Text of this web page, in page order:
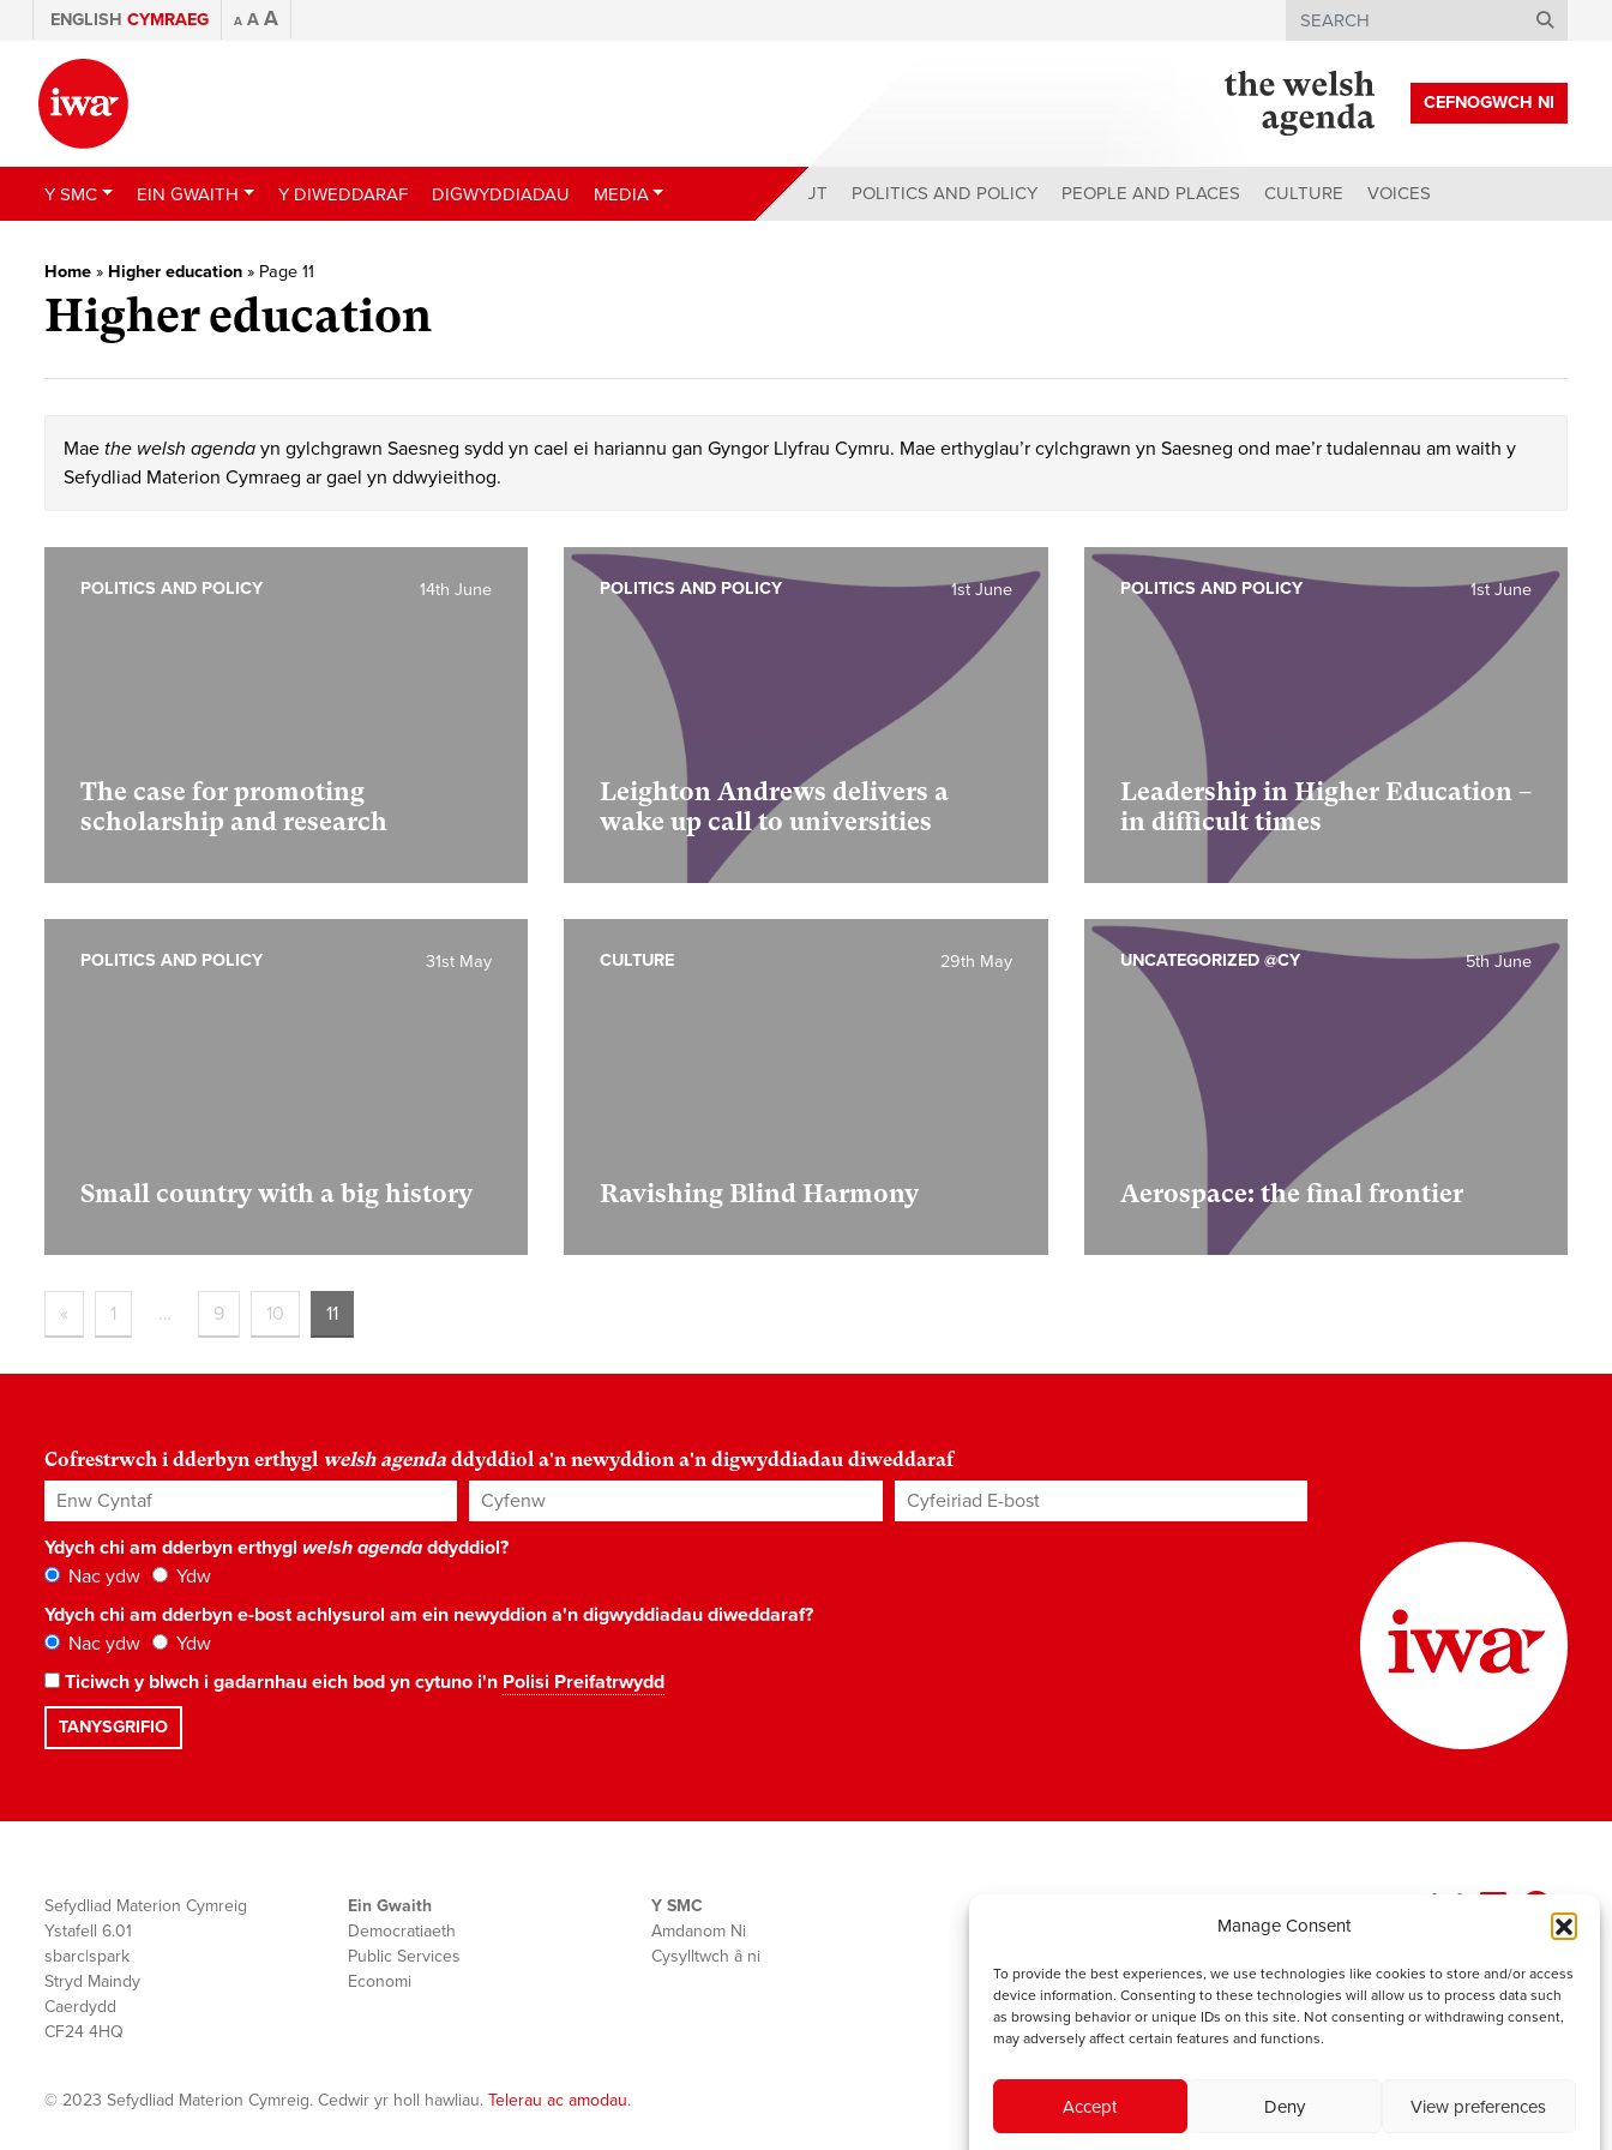
Manage Consent
To provide the best experiences, we use technologies like cookies to store and/or access
device information. Consenting to these technologies will allow us to process data such
as browsing behavior or unique IDs on this site. Not consenting or withdrawing consent,
may adversely affect certain features and functions.
Accept Deny View preferences
ENGLISH CYMRAEG A A A Search
CEFNOGWCH NI
Y SMC EIN GWAITH Y DIWEDDARAF DIGWYDDIADAU MEDIA ABOUT POLITICS AND POLICY PEOPLE AND PLACES CULTURE VOICES
Home » Higher education » Page 11
Higher education
Mae the welsh agenda yn gylchgrawn Saesneg sydd yn cael ei hariannu gan Gyngor Llyfrau Cymru. Mae erthyglau’r cylchgrawn yn Saesneg ond mae’r tudalennau am waith y
Sefydliad Materion Cymraeg ar gael yn ddwyieithog.
The case for promoting
scholarship and research
14th June
POLITICS AND POLICY
Leighton Andrews delivers a
wake up call to universities
1st June
POLITICS AND POLICY
Leadership in Higher Education –
in difficult times
1st June
POLITICS AND POLICY
Small country with a big history
31st May
POLITICS AND POLICY
Ravishing Blind Harmony
29th May
CULTURE
Aerospace: the final frontier
5th June
UNCATEGORIZED @CY
« 1 … 9 10 11
Cofrestrwch i dderbyn erthygl welsh agenda ddyddiol a'n newyddion a'n digwyddiadau diweddaraf
Enw Cyntaf Cyfenw Cyfeiriad E-bost*
Ydych chi am dderbyn erthygl welsh agendaddyddiol?
Nac ydw
Ydw
Ydych chi am dderbyn e-bost achlysurol am ein newyddion a'n digwyddiadau diweddaraf?
Nac ydw
Ydw
Ticiwch y blwch i gadarnhau eich bod yn cytuno i'n Polisi Preifatrwydd
Sefydliad Materion Cymreig
Ystafell 6.01
sbarc|spark
Stryd Maindy
Caerdydd
CF24 4HQ
Ein Gwaith
Democratiaeth
Public Services
Economi
Y SMC
Amdanom Ni
Cysylltwch â ni
© 2023 Sefydliad Materion Cymreig. Cedwir yr holl hawliau. Telerau ac amodau.